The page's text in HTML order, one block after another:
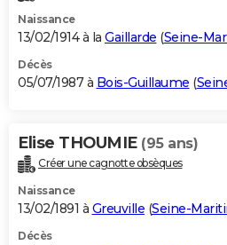
Naissance
13/02/1914 à la Gaillarde (Seine-
Décès
05/07/1987 à Bois-Guillaume (
Elise THOUMIE (95 ans)
Créer une cagnotte obsèques
Naissance
13/02/1891 à Greuville (Seine-
Décès